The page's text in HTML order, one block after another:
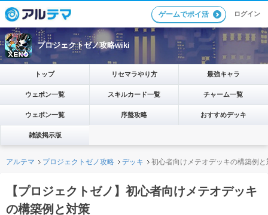
ゲームでポイ活 ログイン
プロジェクトゼノ攻略wiki
トップ リセマラやり方 最強キャラ
ウェポン一覧 スキルカード一覧 チャーム一覧
ウェポン一覧 序盤攻略 おすすめデッキ
雑談掲示版
アルテマ プロジェクトゼノ攻略 デッキ 初心者向けメテオデッキの構築例と
【プロジェクトゼノ】初心者向けメテオデッキ
の構築例と対策